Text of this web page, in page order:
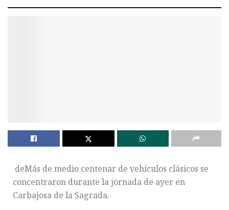
deMás de medio centenar de vehículos clásicos se
concentraron durante la jornada de ayer en
Carbajosa de la Sagrada.